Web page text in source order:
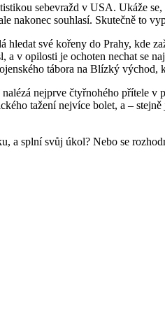
sebevražd v USA. Ukáže
nakonec souhlasí. Skutečně to
své kořeny do Prahy, kde
a v opilosti je ochoten nechat se
tábora na Blízký východ,
nejprve čtyřnohého přítele v
tažení nejvíce bolet, a –
a splní svůj úkol? Nebo se